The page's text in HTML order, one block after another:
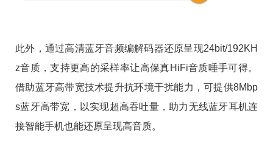
此外，通过高清蓝牙音频编解码器还原呈现24bit/192KH
z音质，支持更高的采样率让高保真HiFi音质唾手可得。
借助蓝牙高带宽技术提升抗环境干扰能力，可提供8Mbp
s蓝牙高带宽，以实现超高吞吐量，助力无线蓝牙耳机连
接智能手机也能还原呈现高音质。